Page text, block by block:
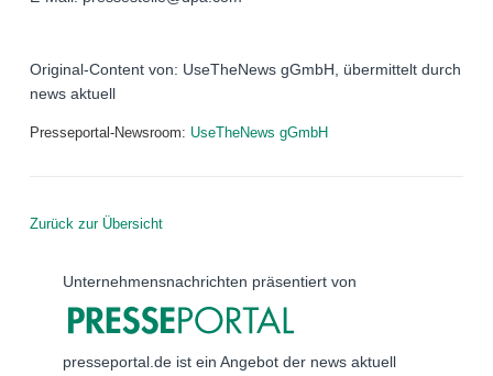
Original-Content von: UseTheNews gGmbH, übermittelt durch
news aktuell
Presseportal-Newsroom: UseTheNews gGmbH
Zurück zur Übersicht
Unternehmensnachrichten präsentiert von
presseportal.de ist ein Angebot der news aktuell